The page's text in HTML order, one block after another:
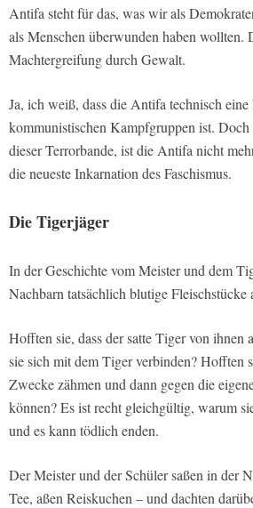
Antifa steht für das, was wir als
als Menschen überwunden haben wollten.
Machtergreifung durch Gewalt.
Ja, ich weiß, dass die Antifa technisch eine
kommunistischen Kampfgruppen ist.
dieser Terrorbande, ist die Antifa nicht
die neueste Inkarnation des Faschismus.
Die Tigerjäger
In der Geschichte vom Meister und dem
Nachbarn tatsächlich blutige Fleischstücke
Hofften sie, dass der satte Tiger von ihnen
sie sich mit dem Tiger verbinden? Hofften
Zwecke zähmen und dann gegen die
können? Es ist recht gleichgültig, warum
und es kann tödlich enden.
Der Meister und der Schüler saßen in der
Tee, aßen Reiskuchen – und dachten